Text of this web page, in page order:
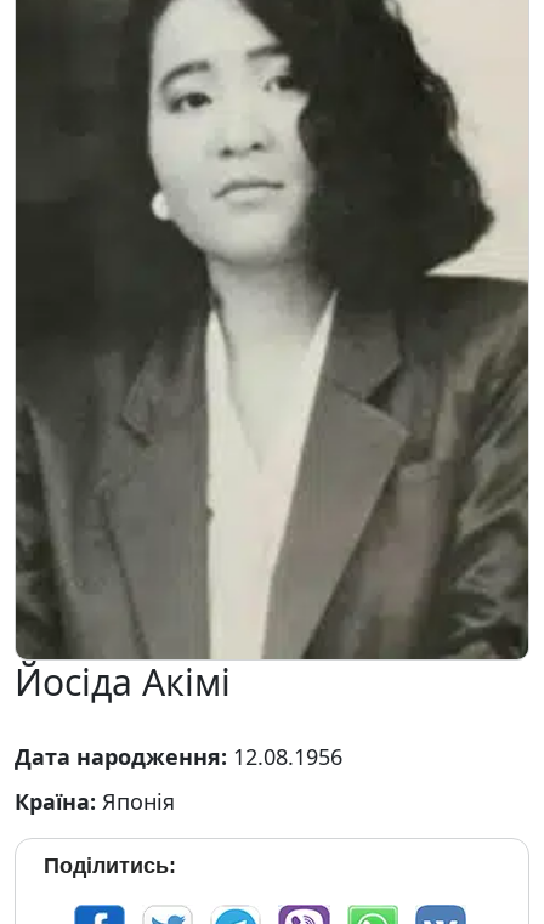
Йосіда Акімі
Дата народження: 12.08.1956
Країна: Японія
Поділитись: